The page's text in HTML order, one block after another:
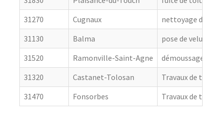
31270
Cugnaux
nettoyage de
31130
Balma
pose de velux
31520
Ramonville-Saint-Agne
démoussage de
31320
Castanet-Tolosan
Travaux de
31470
Fonsorbes Travaux de